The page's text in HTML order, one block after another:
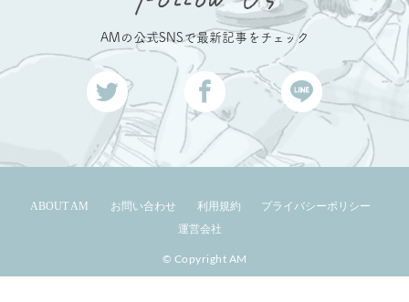
AMの公式SNSで最新記事をチェック
ABOUT AM お問い合わせ 利用規約
プライバシーポリシー
運営会社
© Copyright AM